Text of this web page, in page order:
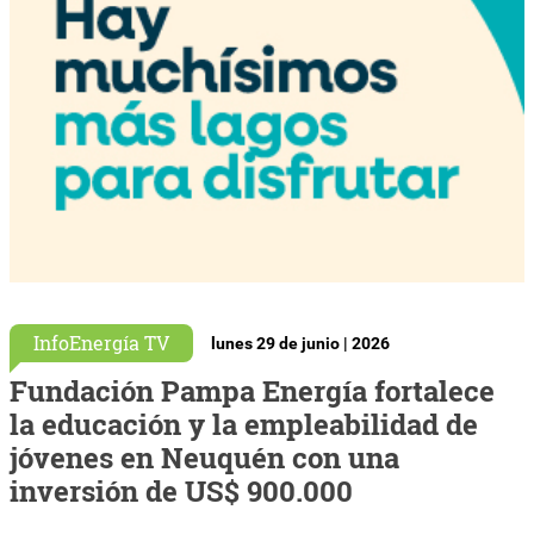
InfoEnergía TV lunes 29 de junio | 2026
Fundación Pampa Energía fortalece
la educación y la empleabilidad de
jóvenes en Neuquén con una
inversión de US$ 900.000